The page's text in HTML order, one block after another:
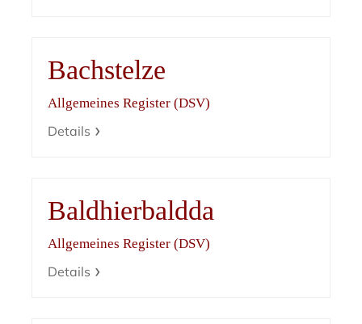
Bachstelze
Allgemeines Register (DSV)
Details
Baldhierbaldda
Allgemeines Register (DSV)
Details